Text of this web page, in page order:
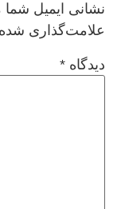
نشانی ایمیل
علامت‌گذاری
دیدگاه *